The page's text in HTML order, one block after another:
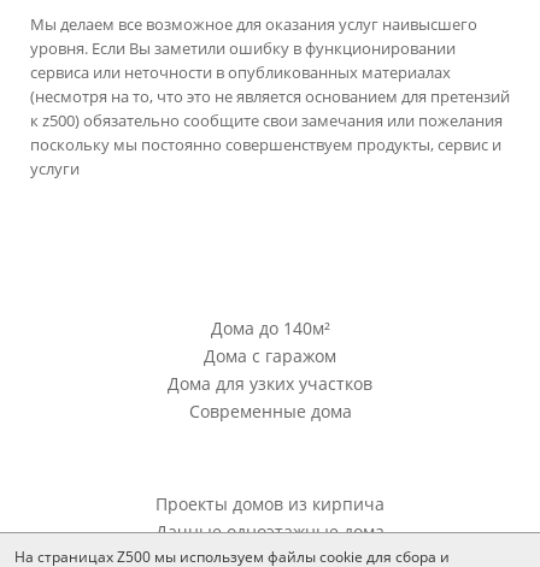
Мы делаем все возможное для оказания услуг наивысшего
уровня. Если Вы заметили ошибку в функционировании
сервиса или неточности в опубликованных материалах
(несмотря на то, что это не является основанием для претензий
к z500) обязательно сообщите свои замечания или пожелания
поскольку мы постоянно совершенствуем продукты, сервис и
услуги
Дома до 140м²
Дома с гаражом
Дома для узких участков
Современные дома
Проекты домов из кирпича
Дачные одноэтажные дома
На страницах Z500 мы используем файлы cookie для сбора и